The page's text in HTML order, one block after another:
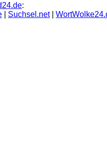
:
Suchsel.net|